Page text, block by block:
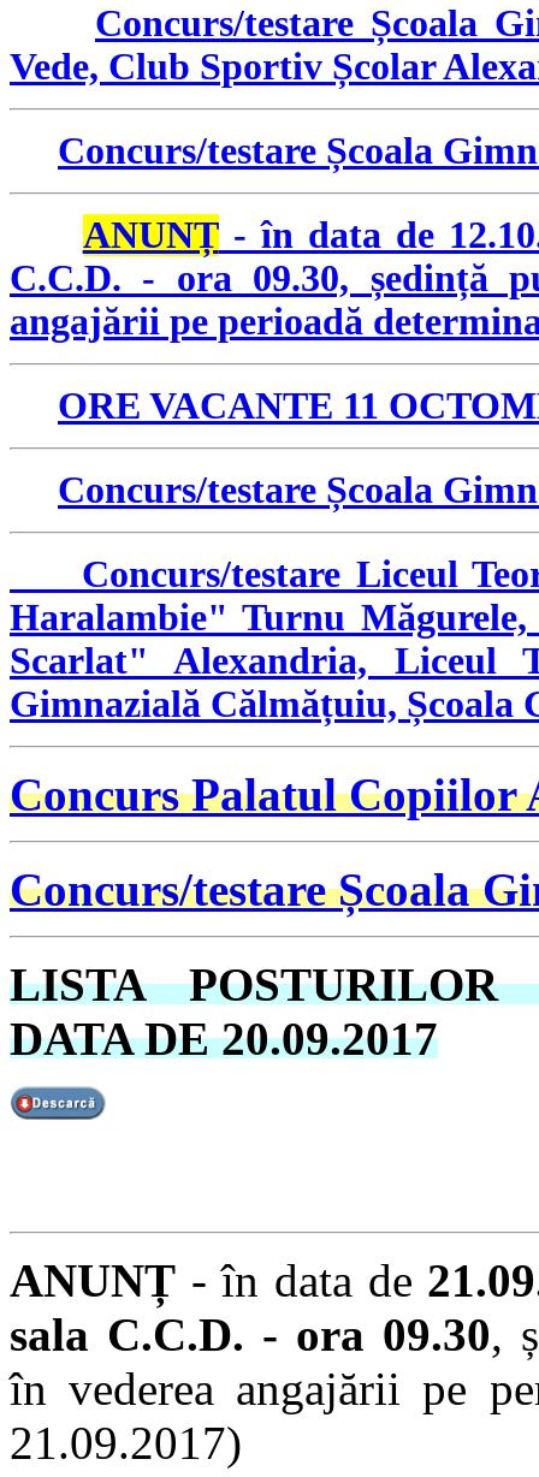
Concurs/testare Școala
Vede, Club Sportiv Școlar
Concurs/testare Școala
ANUNȚ- în data de
C.C.D. - ora 09.30, ședință
angajării pe perioadă
ORE VACANTE 11
Concurs/testare Școala
Concurs/testare Liceul
Haralambie" Turnu
Scarlat" Alexandria, Liceul
Gimnazială Călmățuiu, Școala
Concurs Palatul Copiilor
Concurs/testare Școala
LISTA POSTURILOR
DATA DE 20.09.2017
ANUNȚ - în data de
sala C.C.D. - ora 09.30,
în vederea angajării pe
21.09.2017)